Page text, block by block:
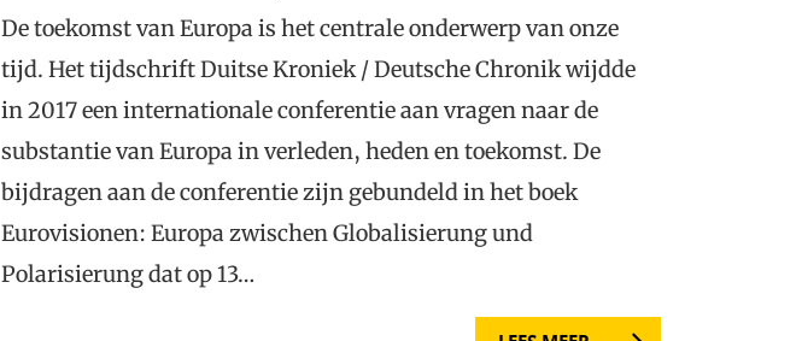
De toekomst van Europa is het centrale onderwerp van onze
tijd. Het tijdschrift Duitse Kroniek / Deutsche Chronik wijdde
in 2017 een internationale conferentie aan vragen naar de
substantie van Europa in verleden, heden en toekomst. De
bijdragen aan de conferentie zijn gebundeld in het boek
Eurovisionen: Europa zwischen Globalisierung und
Polarisierung dat op 13…